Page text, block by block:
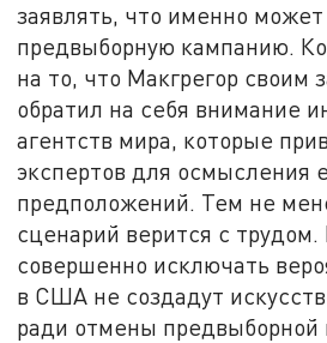
заявлять, что именно
предвыборную кампанию.
на то, что Макгрегор своим
обратил на себя внимание
агентств мира, которые
экспертов для осмысления
предположений. Тем не
сценарий верится с
совершенно исключать
в США не создадут
ради отмены предвыборной